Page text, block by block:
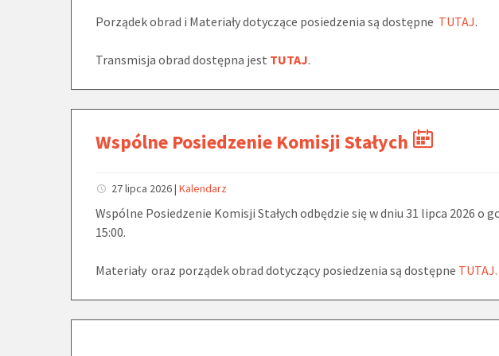
Porządek obrad i Materiały dotyczące posiedzenia są dostępne TUTAJ.
Transmisja obrad dostępna jest TUTAJ.
Wspólne Posiedzenie Komisji Stałych
27 lipca 2026|Kalendarz
Wspólne Posiedzenie Komisji Stałych odbędzie się w dniu 31 lipca 2026 o
15:00.
Materiały oraz porządek obrad dotyczący posiedzenia są dostępne TUTAJ.